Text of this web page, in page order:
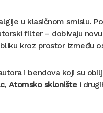
u klasičnom smislu.
filter – dobivaju
kroz prostor između
i bendova koji su
,Atomsko skloništei